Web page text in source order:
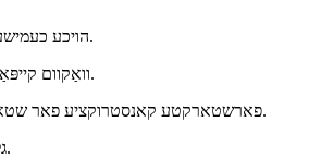
● הויכע כעמישע קעגנשטעל פאר זיכערן טראנספער פון קאראזיווע פליסיקייטן.
● וואַקוום קייפּאַבילאַטיז פֿאַר עפעקטיוו סאַקשאַן און עקספּרעס פון פליסיקייטן.
● פארשטארקטע קאנסטרוקציע פאר שטארקייט און פארמיידונג פון שלאנג צוזאמענפאל אדער אויפרייסן.
● גלאַטע אינעווייניקסטע ייבערפלאַך פֿאַר גרינגן פֿלוס און רייניקונג.